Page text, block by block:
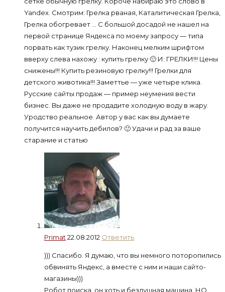
Yandex. Смотрим: Грелка рваная, Каталитическая Грелка,
Грелка обогревает … С большой досадой не нашел на
первой странице Яндекса по моему запросу — типа
порвать как тузик грелку. Наконец мелким шрифтом
вверху слева нахожу : купить грелку 🙂 И: ГРЕЛКИ!!! Цены
снижены!!! Купить резиновую грелку!!! Грелки для
детского животика!!! Заметтье — уже четыре клика.
Русские сайты продаж — пример неумения вести
бизнес. Вы даже не продадите холодную воду в жару.
Уродство реальное. Автор у вас как вы думаете
получится научить дебилов? 🙂 Удачи и рад за ваше
старание и статью
Primat 22.08.2012 Ответить
))) Спасибо. Я думаю, что вы немного поторопились
обвинять Яндекс, а вместе с ним и наши сайто-
магазины)))
Робот поиска, он хоть и бездушная машина, НО,